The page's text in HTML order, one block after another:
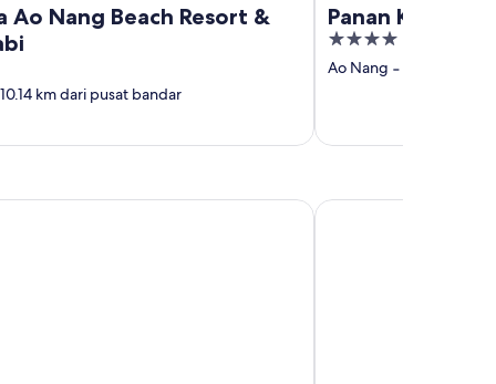
Ao Nang Beach Resort &
10.14 km dari pusat bandar
Panan Krabi
4
out
Ao Nang ‐
Hotel Phuket Stay Wellbeing &